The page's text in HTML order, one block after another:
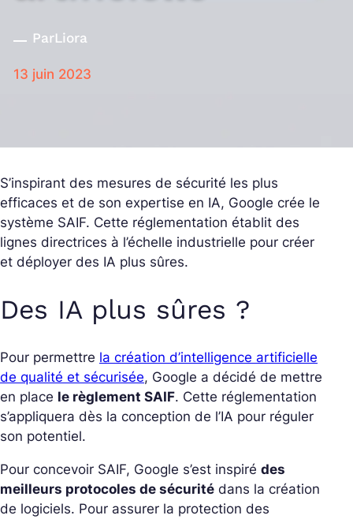
ParLiora
13 juin 2023
S’inspirant des mesures de sécurité les plus
efficaces et de son expertise en IA, Google crée le
système SAIF. Cette réglementation établit des
lignes directrices à l’échelle industrielle pour créer
et déployer des IA plus sûres.
Des IA plus sûres ?
Pour permettre la création d’intelligence artificielle
de qualité et sécurisée, Google a décidé de mettre
en place le règlement SAIF. Cette réglementation
s’appliquera dès la conception de l’IA pour réguler
son potentiel.
Pour concevoir SAIF, Google s’est inspiré des
meilleurs protocoles de sécurité dans la création
de logiciels. Pour assurer la protection des